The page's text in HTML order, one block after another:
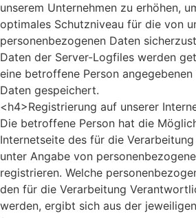
unserem Unternehmen zu erhöhen,
optimales Schutzniveau für die von
personenbezogenen Daten
Daten der Server-Logfiles werden
eine betroffene Person
Daten gespeichert.
<h4>Registrierung auf unserer
Die betroffene Person hat die
Internetseite des für die
unter Angabe von
registrieren. Welche
den für die Verarbeitung
werden, ergibt sich aus der